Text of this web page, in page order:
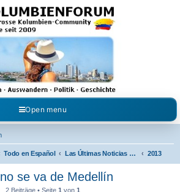
- Das
Geschichte und Visum in Kolumbien und Venezuela.
im Kolumbienforum
Open menu
Todo en Español Las Últimas Noticias en Español 2013
se va de Medellín
2 Beiträge • Seite 1 von 1